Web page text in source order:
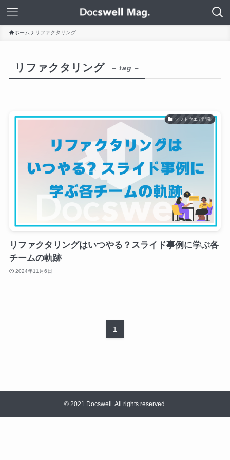
ホーム リファクタリング
リファクタリング – tag –
ソフトウエア開発
リファクタリングはいつやる？スライド事例に学ぶ各
チームの軌跡
2024年11月6日
1
©2021 Docswell. All rights reserved.